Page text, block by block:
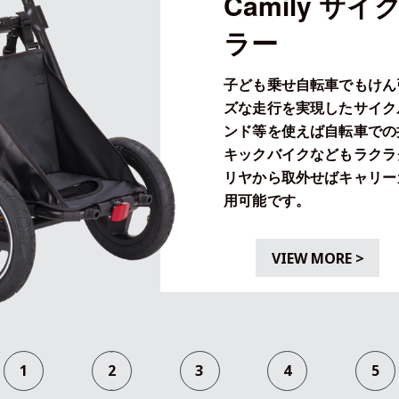
ラー
子ども乗せ自転車でもけ
ズな走行を実現したサイ
ンド等を使えば自転車で
キックバイクなどもラク
リヤから取外せばキャリ
用可能です。
VIEW MORE >
1 2 3 4 5